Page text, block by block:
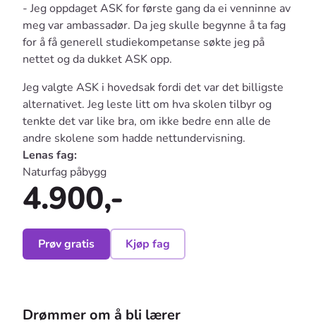
- Jeg oppdaget ASK for første gang da ei venninne av
meg var ambassadør. Da jeg skulle begynne å ta fag
for å få generell studiekompetanse søkte jeg på
nettet og da dukket ASK opp.
Jeg valgte ASK i hovedsak fordi det var det billigste
alternativet. Jeg leste litt om hva skolen tilbyr og
tenkte det var like bra, om ikke bedre enn alle de
andre skolene som hadde nettundervisning.
Lenas fag:
Naturfag påbygg
4.900,-
Prøv gratis Kjøp fag
Drømmer om å bli lærer